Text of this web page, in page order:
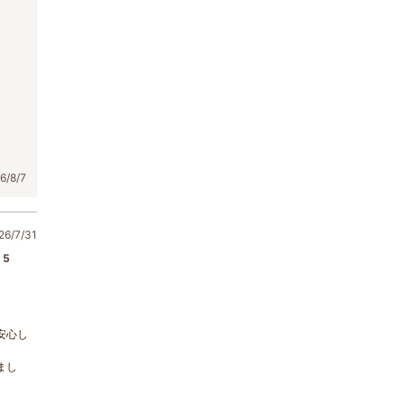
8/7
7/31
5
心し
し